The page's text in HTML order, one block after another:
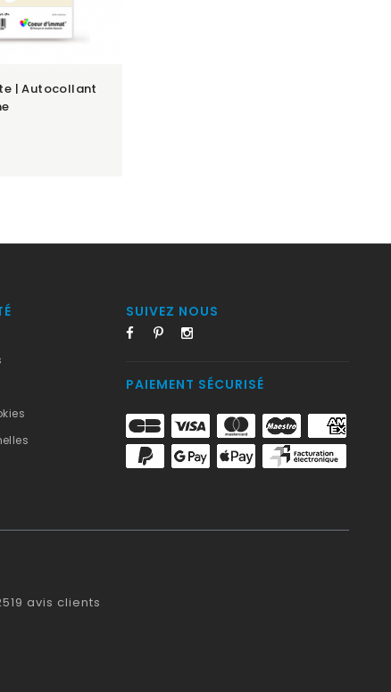
| Autocollant
SUIVEZ NOUS
PAIEMENT SÉCURISÉ
avis clients